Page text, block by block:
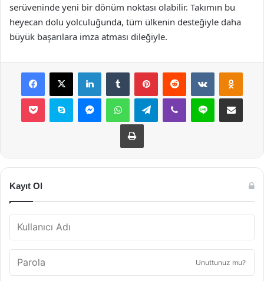
serüveninde yeni bir dönüm noktası olabilir. Takımın bu
heyecan dolu yolculuğunda, tüm ülkenin desteğiyle daha
büyük başarılara imza atması dileğiyle.
Facebook
X LinkedInTumblr PinterestReddit VKontakte
Pocket Skype MessengerWhatsAppTelegramViber Line E-Posta ile
Yazdır
Kayıt Ol
Unuttunuz mu?